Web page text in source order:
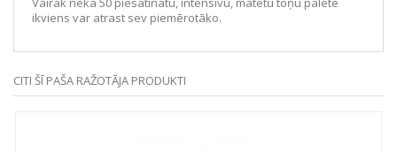
ikviens var atrast sev piemērotāko.
CITI ŠĪ PAŠA RAŽOTĀJA PRODUKTI